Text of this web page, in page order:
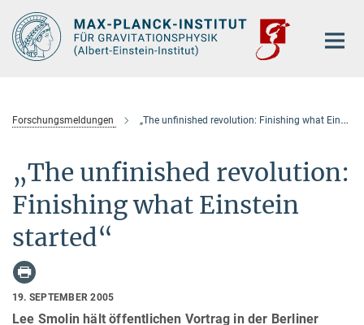
Hauptinhalt
Forschungsmeldungen „The unfinished revolution: Finishing what Einstein started“
„The unfinished revolution:
Finishing what Einstein
started“
19. SEPTEMBER 2005
Lee Smolin hält öffentlichen Vortrag in der Berliner